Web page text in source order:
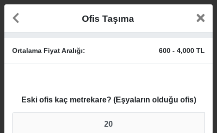
Ofis Taşıma
Ortalama Fiyat Aralığı: 600 - 4,000 TL
Eski ofis kaç metrekare? (Eşyaların olduğu ofis)
20